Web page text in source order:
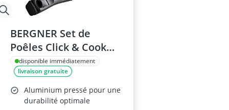
BERGNER Set de
Poêles Click & Cook
Black, 24/28 cm
disponible immédiatement
livraison gratuite
Aluminium pressé pour une
durabilité optimale